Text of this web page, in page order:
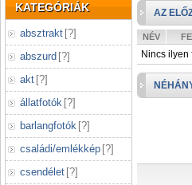
KATEGÓRIÁK
absztrakt [?]
abszurd [?]
akt [?]
állatfotók [?]
barlangfotók [?]
családi/emlékkép [?]
csendélet [?]
AZ
NÉV
Nincs